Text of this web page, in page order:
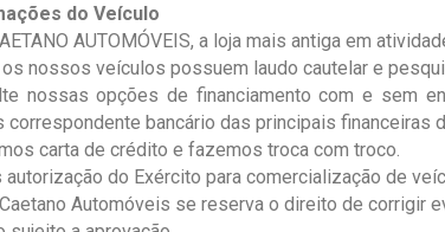
do Veículo
AUTOMÓVEIS, a loja mais antiga em
nossos veículos possuem laudo cautelar e
nossas opções de financiamento com e sem
correspondente bancário das principais financeiras
carta de crédito e fazemos troca com troco.
autorização do Exército para comercialização de
Automóveis se reserva o direito de corrigir